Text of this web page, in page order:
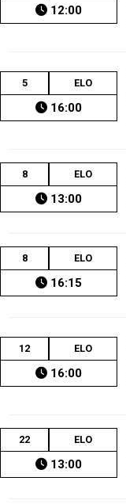
12:00
5 ELO
16:00
8 ELO
13:00
8 ELO
16:15
12 ELO
16:00
22 ELO
13:00